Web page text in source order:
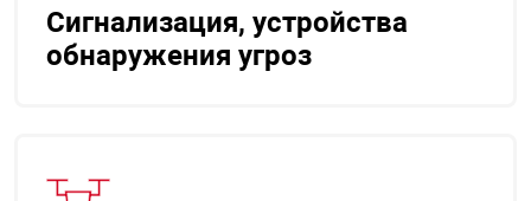
Сигнализация, устройства
обнаружения угроз